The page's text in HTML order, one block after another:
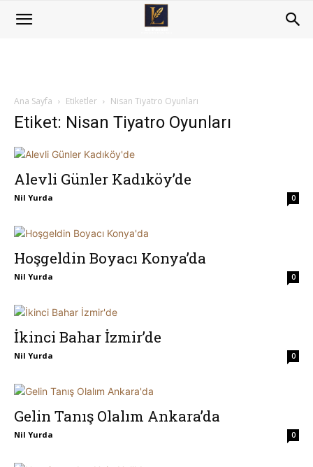
Ana Sayfa Etiketler Nisan Tiyatro Oyunları
Etiket: Nisan Tiyatro Oyunları
Alevli Günler Kadıköy’de
Nil Yurda 0
Hoşgeldin Boyacı Konya’da
Nil Yurda 0
İkinci Bahar İzmir’de
Nil Yurda 0
Gelin Tanış Olalım Ankara’da
Nil Yurda 0